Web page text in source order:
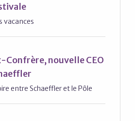
vacances
Confrère, nouvelle CEO
entre Schaeffler et le Pôle